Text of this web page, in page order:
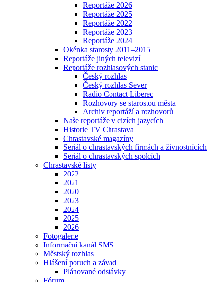
Reportáže 2026
Reportáže 2025
Reportáže 2022
Reportáže 2023
Reportáže 2024
Okénka starosty 2011–2015
Reportáže jiných televizí
Reportáže rozhlasových stanic
Český rozhlas
Český rozhlas Sever
Radio Contact Liberec
Rozhovory se starostou města
Archiv reportáží a rozhovorů
Naše reportáže v cizích jazycích
Historie TV Chrastava
Chrastavské magazíny
Seriál o chrastavských firmách a živnostnících
Seriál o chrastavských spolcích
Chrastavské listy
2022
2021
2020
2023
2024
2025
2026
Fotogalerie
Informační kanál SMS
Městský rozhlas
Hlášení poruch a závad
Plánované odstávky
Fórum